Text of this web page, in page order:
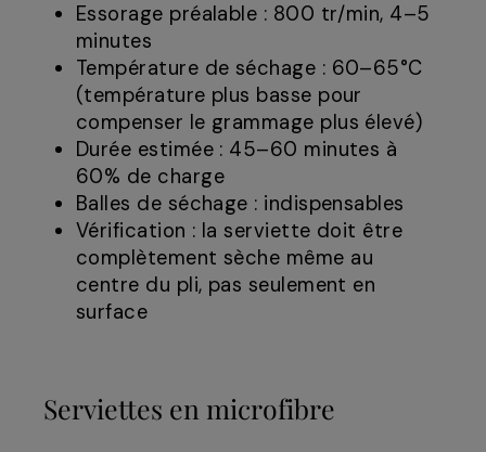
Essorage préalable : 800 tr/min, 4–5
minutes
Température de séchage : 60–65°C
(température plus basse pour
compenser le grammage plus élevé)
Durée estimée : 45–60 minutes à
60% de charge
Balles de séchage : indispensables
Vérification : la serviette doit être
complètement sèche même au
centre du pli, pas seulement en
surface
Serviettes en microfibre